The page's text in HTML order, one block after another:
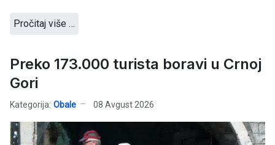
Pročitaj više …
Preko 173.000 turista boravi u Crnoj
Gori
Kategorija: Obale 08 Avgust 2026